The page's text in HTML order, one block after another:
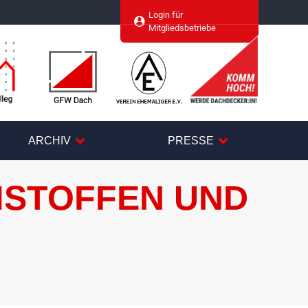
Login für
Mitgliedsbetriebe
ARCHIV PRESSE
UND